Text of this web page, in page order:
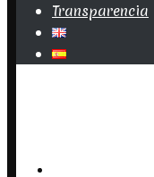
Transparencia